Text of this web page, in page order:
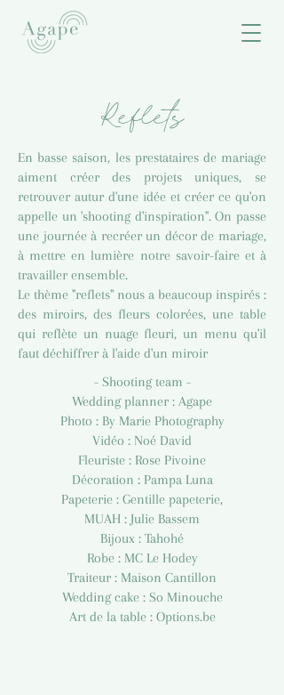
Reflets
En basse saison, les prestataires de mariage
aiment créer des projets uniques, se
retrouver autur d'une idée et créer ce qu'on
appelle un 'shooting d'inspiration". On passe
une journée à recréer un décor de mariage,
à mettre en lumière notre savoir-faire et à
travailler ensemble.
Le thème "reflets" nous a beaucoup inspirés :
des miroirs, des fleurs colorées, une table
qui reflète un nuage fleuri, un menu qu'il
faut déchiffrer à l'aide d'un miroir
- Shooting team -
Wedding planner : Agape
Photo : By Marie Photography
Vidéo : Noé David
Fleuriste : Rose Pivoine
Décoration : Pampa Luna
Papeterie : Gentille papeterie,
MUAH : Julie Bassem
Bijoux : Tahohé
Robe : MC Le Hodey
Traiteur : Maison Cantillon
Wedding cake : So Minouche
Art de la table : Options.be